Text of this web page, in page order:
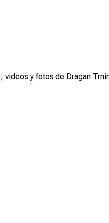
videos y fotos de Dragan